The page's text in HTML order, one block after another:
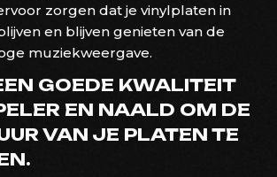
zorgen dat je vinylplaten in
en blijven genieten van de
muziekweergave.
GOEDE KWALITEIT
EN NAALD OM DE
VAN JE PLATEN TE